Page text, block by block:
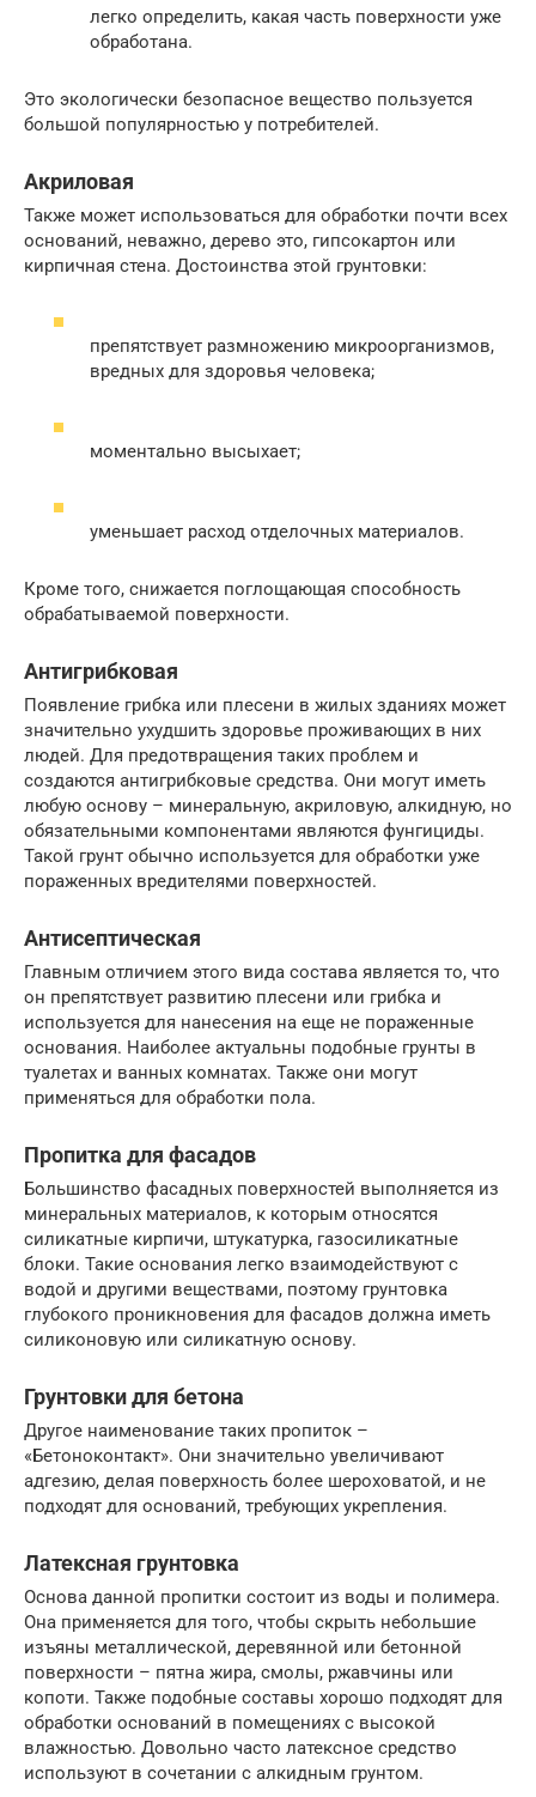
легко определить, какая часть поверхности уже
обработана.
Это экологически безопасное вещество пользуется
большой популярностью у потребителей.
Акриловая
Также может использоваться для обработки почти всех
оснований, неважно, дерево это, гипсокартон или
кирпичная стена. Достоинства этой грунтовки:
препятствует размножению микроорганизмов,
вредных для здоровья человека;
моментально высыхает;
уменьшает расход отделочных материалов.
Кроме того, снижается поглощающая способность
обрабатываемой поверхности.
Антигрибковая
Появление грибка или плесени в жилых зданиях может
значительно ухудшить здоровье проживающих в них
людей. Для предотвращения таких проблем и
создаются антигрибковые средства. Они могут иметь
любую основу – минеральную, акриловую, алкидную, но
обязательными компонентами являются фунгициды.
Такой грунт обычно используется для обработки уже
пораженных вредителями поверхностей.
Антисептическая
Главным отличием этого вида состава является то, что
он препятствует развитию плесени или грибка и
используется для нанесения на еще не пораженные
основания. Наиболее актуальны подобные грунты в
туалетах и ванных комнатах. Также они могут
применяться для обработки пола.
Пропитка для фасадов
Большинство фасадных поверхностей выполняется из
минеральных материалов, к которым относятся
силикатные кирпичи, штукатурка, газосиликатные
блоки. Такие основания легко взаимодействуют с
водой и другими веществами, поэтому грунтовка
глубокого проникновения для фасадов должна иметь
силиконовую или силикатную основу.
Грунтовки для бетона
Другое наименование таких пропиток –
«Бетоноконтакт». Они значительно увеличивают
адгезию, делая поверхность более шероховатой, и не
подходят для оснований, требующих укрепления.
Латексная грунтовка
Основа данной пропитки состоит из воды и полимера.
Она применяется для того, чтобы скрыть небольшие
изъяны металлической, деревянной или бетонной
поверхности – пятна жира, смолы, ржавчины или
копоти. Также подобные составы хорошо подходят для
обработки оснований в помещениях с высокой
влажностью. Довольно часто латексное средство
используют в сочетании с алкидным грунтом.